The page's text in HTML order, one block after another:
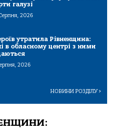
галузі
2026
утратила Рівненщина:
в обласному центрі з ними
2026
НОВИНИ РОЗДІЛУ>